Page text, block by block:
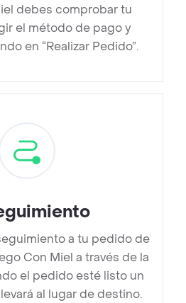
debes comprobar tu
el método de pago y
en “Realizar Pedido”.
a tu pedido de
Con Miel a través de la
el pedido esté listo un
al lugar de destino.